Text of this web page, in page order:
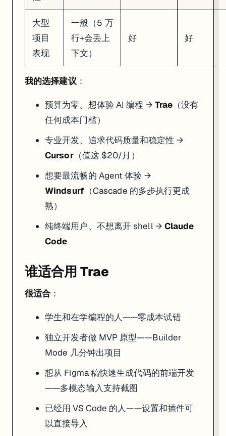
大型
项目
表现
一般（5 万
行+会丢上
下文）
好 好
我的选择建议 ：
预算为零、想体验 AI 编程 → Trae （没有
任何成本门槛）
专业开发、追求代码质量和稳定性 →
Cursor（值这 $20/月）
想要最流畅的 Agent 体验 →
Windsurf （Cascade 的多步执行更成
熟）
纯终端用户、不想离开 shell → Claude
Code
谁适合用 Trae
很适合 ：
学生和在学编程的人——零成本试错
独立开发者做 MVP 原型——Builder
Mode 几分钟出项目
想从 Figma 稿快速生成代码的前端开发
——多模态输入支持截图
已经用 VS Code 的人——设置和插件可
以直接导入